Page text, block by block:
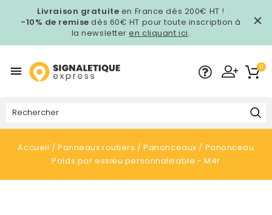
Livraison gratuite en France dès 200€ HT !
-10% de remise dès 60€ HT pour toute inscription à
la newsletteren cliquant ici.
 0
Accueil Panneaux routiers Panonceaux
Panonceau
Poids par essieu personnalisable - M4r